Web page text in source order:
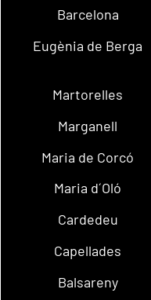
Barcelona
Eugènia de Berga
Martorelles
Marganell
Maria de Corcó
Maria d´Oló
Cardedeu
Capellades
Balsareny